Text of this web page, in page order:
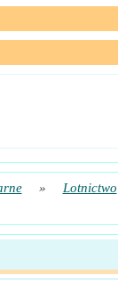
» Lotnictwo